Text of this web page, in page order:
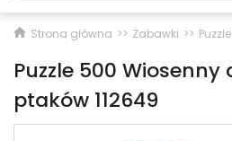
Strona główna Zabawki
Puzzle 500
ptaków 112649